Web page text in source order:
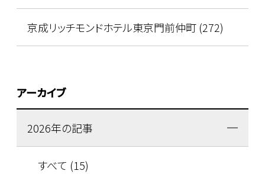
京成リッチモンドホテル東京門前仲町 (272)
アーカイブ
2026年の記事
すべて (15)